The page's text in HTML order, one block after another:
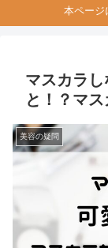
本ページ
マスカラ
と！？マ
美容の疑問